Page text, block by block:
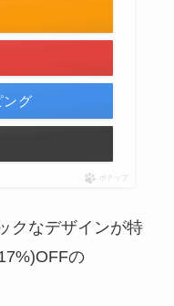
ング
ポチップ
クなデザインが特
OFFの